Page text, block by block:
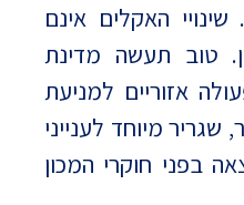
האקלים אינם
טוב תעשה מדינת
אזוריים למניעת
מיוחד לענייני
בפני חוקרי המכון